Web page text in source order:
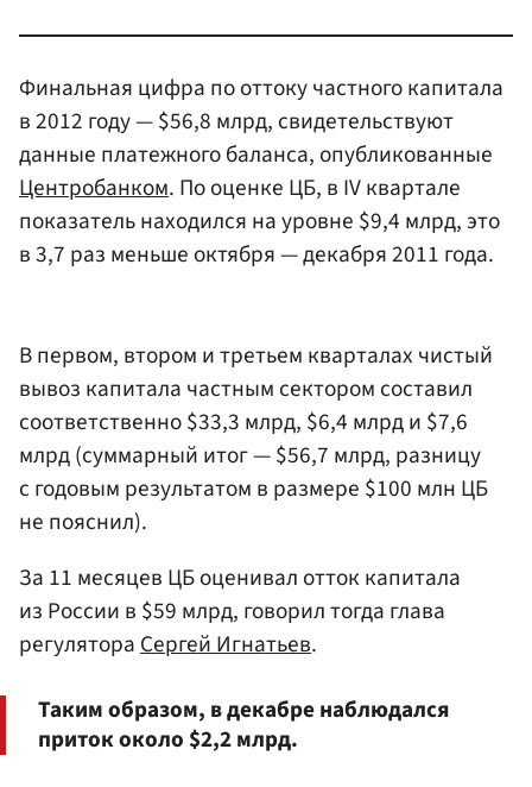
Финальная цифра по оттоку частного капитала
в 2012 году — $56,8 млрд, свидетельствуют
данные платежного баланса, опубликованные
Центробанком. По оценке ЦБ, в IV квартале
показатель находился на уровне $9,4 млрд, это
в 3,7 раз меньше октября — декабря 2011 года.
В первом, втором и третьем кварталах чистый
вывоз капитала частным сектором составил
соответственно $33,3 млрд, $6,4 млрд и $7,6
млрд (суммарный итог — $56,7 млрд, разницу
с годовым результатом в размере $100 млн ЦБ
не пояснил).
За 11 месяцев ЦБ оценивал отток капитала
из России в $59 млрд, говорил тогда глава
регулятораСергей Игнатьев.
Таким образом, в декабре наблюдался
приток около $2,2 млрд.